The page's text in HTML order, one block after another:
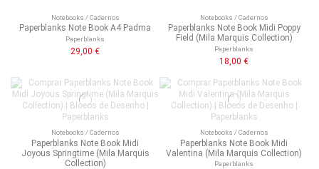
Notebooks / Cadernos
Paperblanks Note Book A4 Padma
Paperblanks
29,00 €
Notebooks / Cadernos
Paperblanks Note Book Midi Poppy
Field (Mila Marquis Collection)
Paperblanks
18,00 €
Notebooks / Cadernos
Paperblanks Note Book Midi
Joyous Springtime (Mila Marquis
Collection)
Notebooks / Cadernos
Paperblanks Note Book Midi
Valentina (Mila Marquis Collection)
Paperblanks